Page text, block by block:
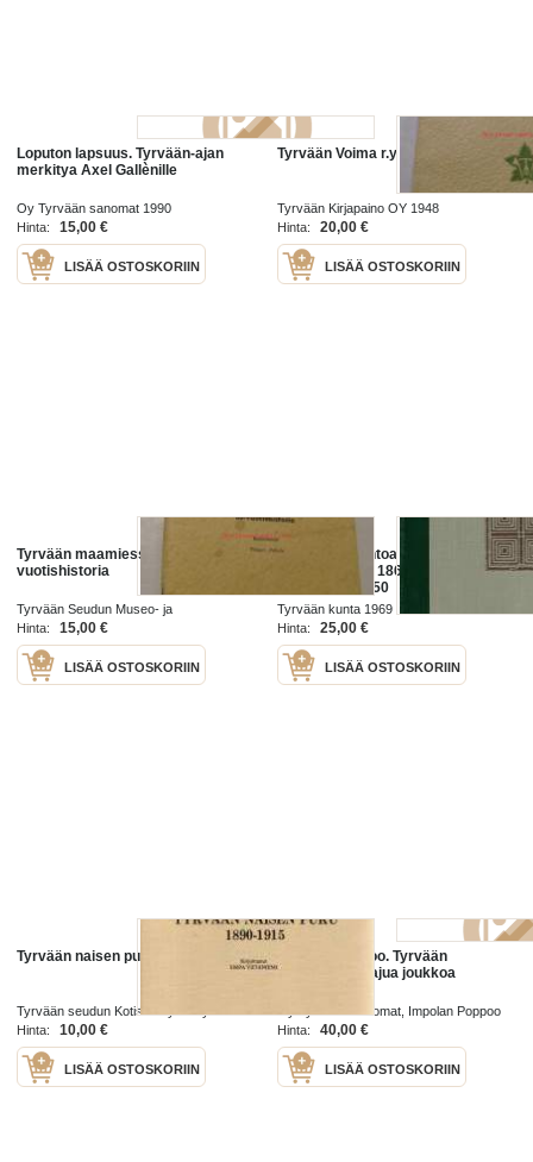
Loputon lapsuus. Tyrvään-ajan
merkitya Axel Gallènille
Oy Tyrvään sanomat 1990
Hinta:
15,00 €
LISÄÄ OSTOSKORIIN
Tyrvään Voima r.y 1908-1948
Tyrvään Kirjapaino OY 1948
Hinta:
20,00 €
LISÄÄ OSTOSKORIIN
Tyrvään maamiesseuran 60-
vuotishistoria
Tyrvään Seudun Museo- ja
Kotiseutuyhdistys. no XXXV 1963
Hinta: 15,00 €
LISÄÄ OSTOSKORIIN
Kunnallishallintoa kuttupitäjässä.
Tyrvään kunta 1869-1968.
Numeroitu 30/50
Tyrvään kunta 1969
Hinta:
25,00 €
LISÄÄ OSTOSKORIIN
Tyrvään naisen puku 1890-1915
Tyrvään seudun Kotiseutuyhdistys
julkaisu LI 1976
Hinta: 10,00 €
LISÄÄ OSTOSKORIIN
Impolan Poppoo. Tyrvään
komppanian rajua joukkoa
Oy Tyrvään Sanomat, Impolan Poppoo
1997
Hinta: 40,00 €
LISÄÄ OSTOSKORIIN